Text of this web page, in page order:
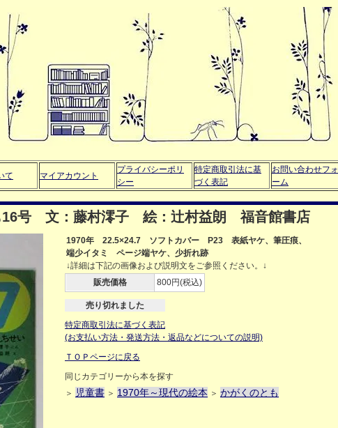
て マイアカウント
プライバシーポリ
シー
特定商取引法に基
づく表記
お問い合わせフォ
ーム
16号 文：藤村澪子 絵：辻村益朗 福音館書店
1970年 22.5×24.7 ソフトカバー P23 表紙ヤケ、筆圧痕、
端少イタミ ページ端ヤケ、少折れ跡
↓詳細は下記の画像および説明文をご参照ください。↓
販売価格
800円(税込)
売り切れました
特定商取引法に基づく表記
(お支払い方法・発送方法・返品などについての説明)
ＴＯＰページに戻る
同じカテゴリーから本を探す
＞ 児童書 ＞ 1970年～現代の絵本 ＞ かがくのとも